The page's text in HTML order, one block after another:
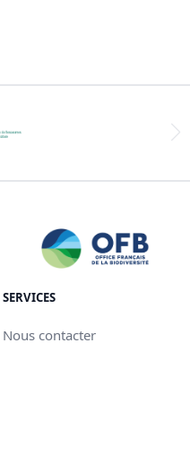
SERVICES
Nous contacter